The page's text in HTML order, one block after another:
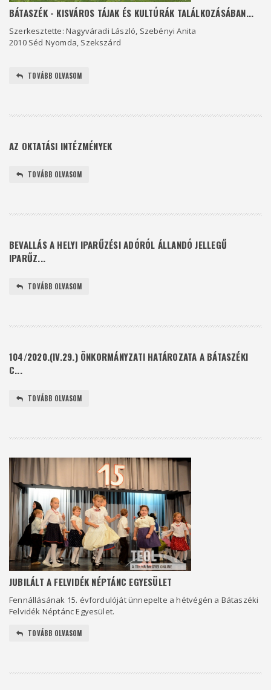
BÁTASZÉK - KISVÁROS TÁJAK ÉS KULTÚRÁK TALÁLKOZÁSÁBAN...
Szerkesztette: Nagyváradi László, Szebényi Anita
2010 Séd Nyomda, Szekszárd
TOVÁBB OLVASOM
AZ OKTATÁSI INTÉZMÉNYEK
TOVÁBB OLVASOM
BEVALLÁS A HELYI IPARŰZÉSI ADÓRÓL ÁLLANDÓ JELLEGŰ
IPARŰZ...
TOVÁBB OLVASOM
104/2020.(IV.29.) ÖNKORMÁNYZATI HATÁROZATA A BÁTASZÉKI
C...
TOVÁBB OLVASOM
JUBILÁLT A FELVIDÉK NÉPTÁNC EGYESÜLET
Fennállásának 15. évfordulóját ünnepelte a hétvégén a Bátaszéki
Felvidék Néptánc Egyesület.
TOVÁBB OLVASOM